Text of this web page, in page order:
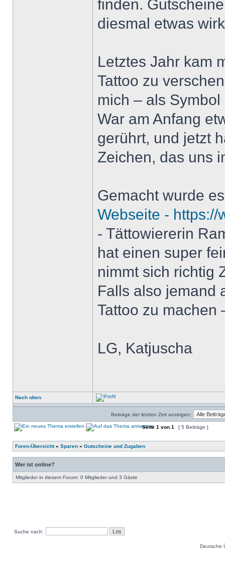
finden.
diesmal etwas
Letztes Jahr kam
Tattoo zu
mich – als
War am Anfang
gerührt, und jetzt
Zeichen, das uns
Gemacht wurde
Webseite - https://
- Tättowiererin
hat einen super
nimmt sich richtig
Falls also jemand
Tattoo zu machen
LG, Katjuscha
Nach oben
Beiträge der letzten Zeit anzeigen:
Seite 1 von 1 [ 5 Beiträge ]
Foren-Übersicht» Sparen » Gutscheine und Zugaben
Wer ist online?
Mitglieder in diesem Forum: 0 Mitglieder und 3 Gäste
Suche nach:
Deutsche